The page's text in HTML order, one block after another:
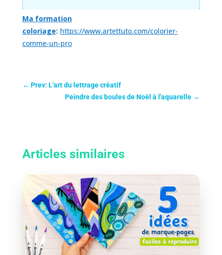
Ma formation
coloriage: https://www.artettuto.com/colorier-
comme-un-pro
← Prev: L'art du lettrage créatif
Peindre des boules de Noël à l'aquarelle →
Articles similaires